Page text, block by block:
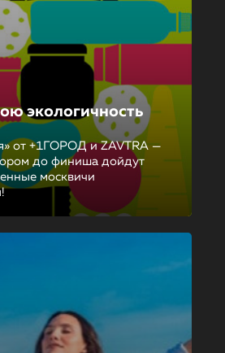
экологичность
от +1ГОРОД и ZAVTRA —
до финиша дойдут
москвичи